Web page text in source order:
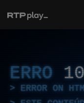
ERRO
ERROR ON